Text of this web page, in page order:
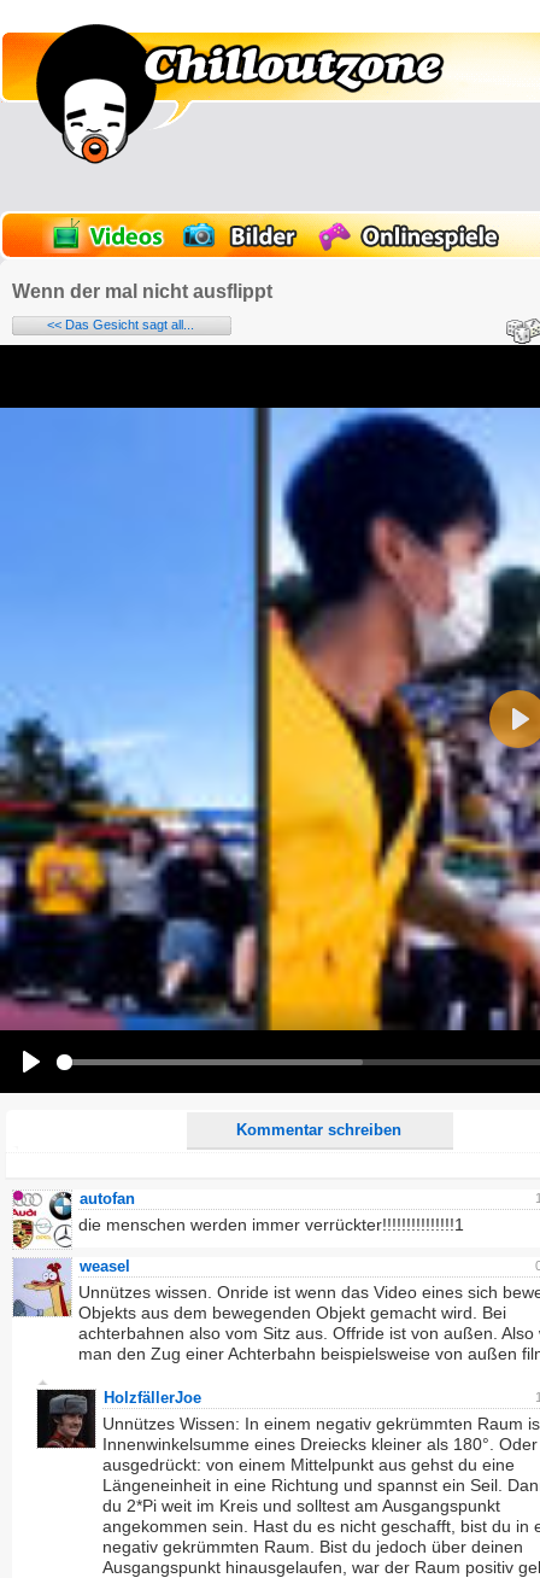
Wenn der mal nicht ausflippt
<< Das Gesicht sagt all...
Kommentar schreiben
Name:
E-Mail-Adresse (optional):
Kommentar:
Alle HTML-Tags außer <br>, <strike> und <i> werden aus Deinem Kommentar entfernt.
URLs werden automatisch umgewandelt. Bitte verwende "www." oder "http://" in URLs
Ich möchte eine E-Mail, wenn auf dieser Seite weitere Kommentare erscheinen.
autofan
die menschen werden immer verrückter!!!!!!!!!!!!!!!1
weasel
Unnützes wissen. Onride ist wenn das Video eines sich
Objekts aus dem bewegenden Objekt gemacht wird. Bei
achterbahnen also vom Sitz aus. Offride ist von außen. Also
man den Zug einer Achterbahn beispielsweise von außen
HolzfällerJoe
Unnützes Wissen: In einem negativ gekrümmten Raum
Innenwinkelsumme eines Dreiecks kleiner als 180°.
ausgedrückt: von einem Mittelpunkt aus gehst du eine
Längeneinheit in eine Richtung und spannst ein Seil.
du 2*Pi weit im Kreis und solltest am Ausgangspunkt
angekommen sein. Hast du es nicht geschafft, bist du in
negativ gekrümmten Raum. Bist du jedoch über deinen
Ausgangspunkt hinausgelaufen, war der Raum positiv